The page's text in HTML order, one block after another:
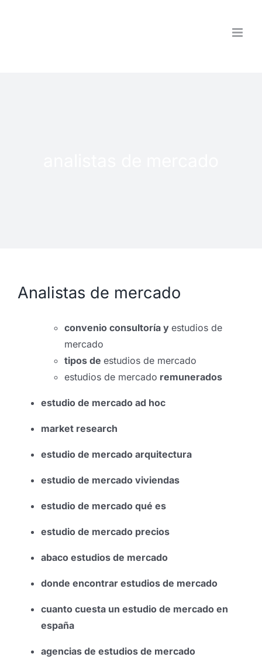
Analistas de mercado
convenio consultoría y estudios de
mercado
tipos de estudios de mercado
estudios de mercado remunerados
estudio de mercado ad hoc
market research
estudio de mercado arquitectura
estudio de mercado viviendas
estudio de mercado qué es
estudio de mercado precios
abaco estudios de mercado
donde encontrar estudios de mercado
cuanto cuesta un estudio de mercado en
españa
agencias de estudios de mercado